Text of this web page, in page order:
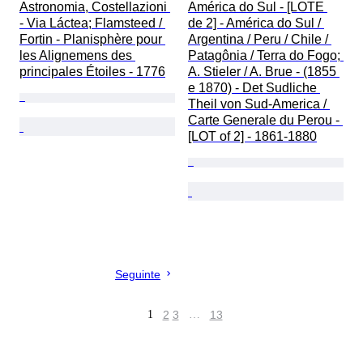
Astronomia, Costellazioni
- Via Láctea; Flamsteed /
Fortin - Planisphère pour
les Alignemens des
principales Étoiles - 1776
América do Sul - [LOTE
de 2] - América do Sul /
Argentina / Peru / Chile /
Patagônia / Terra do Fogo;
A. Stieler / A. Brue - (1855
e 1870) - Det Sudliche
Theil von Sud-America /
Carte Generale du Perou -
[LOT of 2] - 1861-1880
Seguinte
1 2 3 … 13